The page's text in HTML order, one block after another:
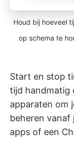
Houd bij hoeveel
op schema te
Start en stop
tijd handmatig
apparaten om
beheren vanaf
apps of een